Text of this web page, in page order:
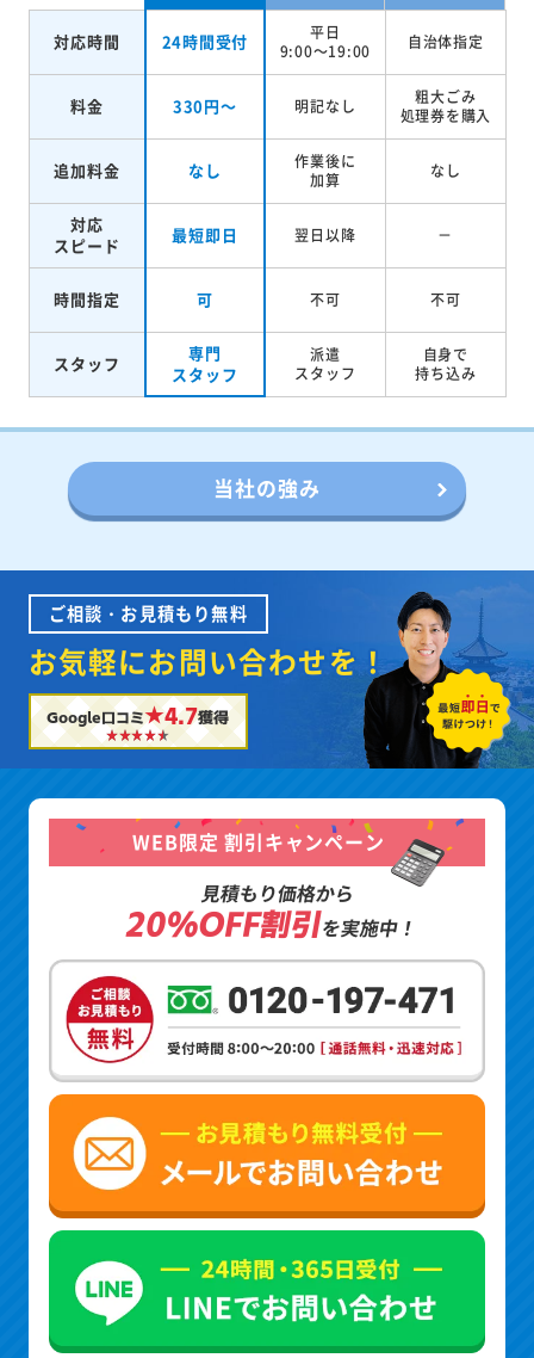
対応時間 24時間受付
平日
9:00～19:00
自治体指定
料金 330円～ 明記なし
粗大ごみ
処理券を購入
追加料金 なし
作業後に
加算
なし
対応
スピード
最短即日 翌日以降 －
時間指定 可 不可 不可
スタッフ
専門
スタッフ
派遣
スタッフ
自身で
持ち込み
当社の強み
ご相談・お見積もり無料
お気軽にお問い合わせを！
Google口コミ★4.7獲得
WEB限定 割引キャンペーン
見積もり価格から
20%OFF割引を実施中！